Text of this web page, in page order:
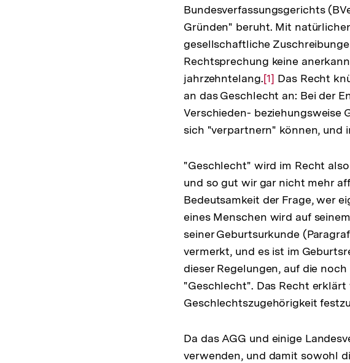
Bundesverfassungsgerichts
Gründen" beruht. Mit
gesellschaftliche
Rechtsprechung keine
jahrzehntelang.Zur
Auflösung
der
Fußnote
[1] Das Recht
an das Geschlecht an: Bei der
Verschieden- beziehungsweise
sich "verpartnern" können, und
"Geschlecht" wird im Recht
und so gut wir gar nicht mehr
Bedeutsamkeit der Frage, wer
eines Menschen wird auf
seiner Geburtsurkunde
vermerkt, und es ist im
dieser Regelungen, auf die
"Geschlecht". Das Recht
Geschlechtszugehörigkeit
Da das AGG und einige
verwenden, und damit sowohl